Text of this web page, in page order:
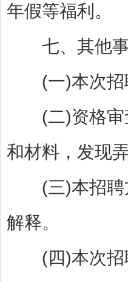
年假等福利。
七、其他
(一)本次招
(二)资格审查
和材料，发现
(三)本招聘
解释。
(四)本次招聘